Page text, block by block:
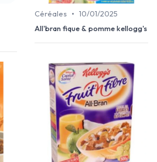
Céréales • 10/01/2025
All'bran fique & pomme kellogg's